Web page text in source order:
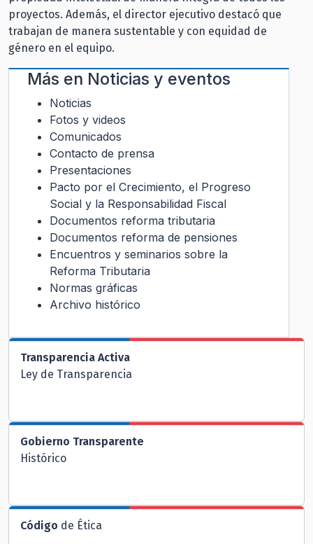
proyectos. Además, el director ejecutivo destacó que
trabajan de manera sustentable y con equidad de
género en el equipo.
Más en Noticias y eventos
Noticias
Fotos y videos
Comunicados
Contacto de prensa
Presentaciones
Pacto por el Crecimiento, el Progreso
Social y la Responsabilidad Fiscal
Documentos reforma tributaria
Documentos reforma de pensiones
Encuentros y seminarios sobre la
Reforma Tributaria
Normas gráficas
Archivo histórico
Transparencia Activa
Ley de Transparencia
Gobierno Transparente
Histórico
Código de Ética